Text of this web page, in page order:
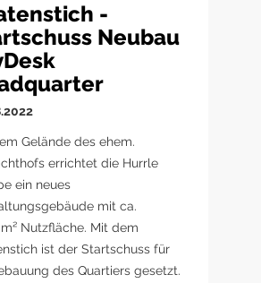
-
Neubau
Gelände des ehem.
errichtet die Hurrle
ein neues
mit ca.
Nutzfläche. Mit dem
ist der Startschuss für
des Quartiers gesetzt.